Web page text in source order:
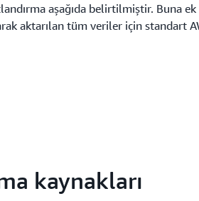
aşağıda belirtilmiştir. Buna ek
aktarılan tüm veriler için standart
kaynakları